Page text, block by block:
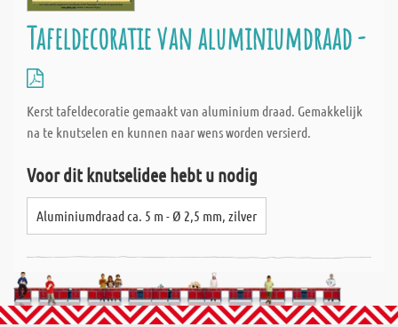
Tafeldecoratie van aluminiumdraad -
Kerst tafeldecoratie gemaakt van aluminium draad. Gemakkelijk
na te knutselen en kunnen naar wens worden versierd.
Voor dit knutselidee hebt u nodig
Aluminiumdraad ca. 5 m - Ø 2,5 mm, zilver